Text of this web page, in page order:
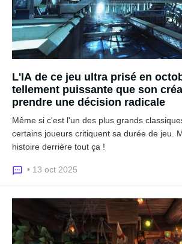
L'IA de ce jeu ultra prisé en
tellement puissante que son
prendre une décision radicale
Même si c'est l'un des plus grands
certains joueurs critiquent sa durée de jeu.
histoire derrière tout ça !
• 13 oct 2025